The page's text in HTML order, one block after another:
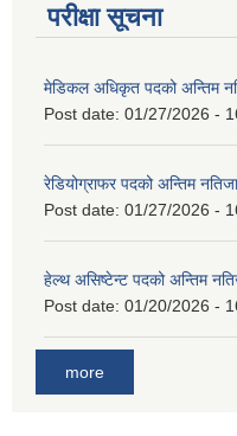
परीक्षा सूचना
मेडिकल अधिकृत पदको अन्तिम
Post date: 01/27/2026 -
रेडियोग्राफर पदको अन्तिम
Post date: 01/27/2026 -
हेल्थ असिष्टेन्ट पदको अन्तिम
Post date: 01/20/2026 -
more